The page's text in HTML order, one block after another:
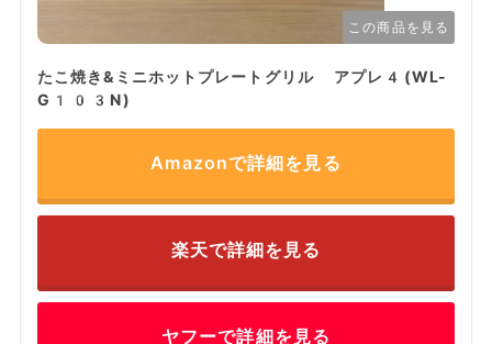
この商品を見る
たこ焼き&ミニホットプレートグリル アプレ4(WL-
G103N)
Amazonで詳細を見る
楽天で詳細を見る
ヤフーで詳細を見る